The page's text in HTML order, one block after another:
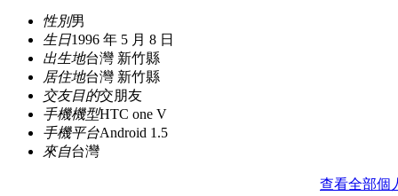
性別男
生日1996 年 5 月 8 日
出生地台灣 新竹縣
居住地台灣 新竹縣
交友目的交朋友
手機機型HTC one V
手機平台Android 1.5
來自台灣
查看全部個